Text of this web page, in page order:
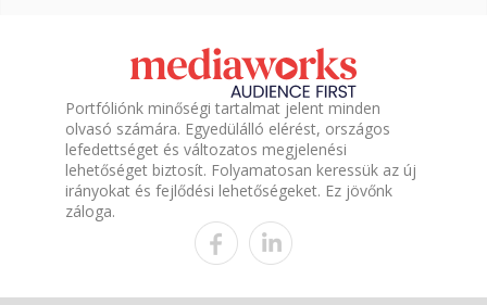
Portfóliónk minőségi tartalmat jelent minden
olvasó számára. Egyedülálló elérést, országos
lefedettséget és változatos megjelenési
lehetőséget biztosít. Folyamatosan keressük az új
irányokat és fejlődési lehetőségeket. Ez jövőnk
záloga.